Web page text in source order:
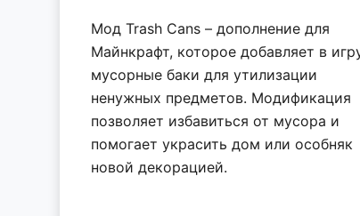
Мод Trash Cans – дополнение для
Майнкрафт, которое добавляет в
мусорные баки для утилизации
ненужных предметов. Модификация
позволяет избавиться от мусора и
помогает украсить дом или особняк
новой декорацией.